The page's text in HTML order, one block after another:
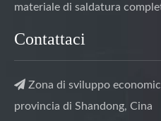
materiale di saldatura
Contattaci
 Zona di sviluppo
provincia di Shandong, Cina